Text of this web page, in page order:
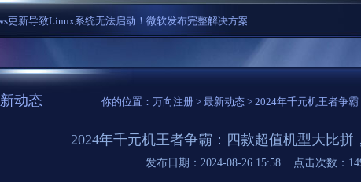
无法启动！微软发布完整解决方案... 绝缘监测及故障定位在IT配电系统行业解
动态 你的位置： 万向注册 > 最新动态 > 2024年千元机王者争
2024年千元机王者争霸：四款超值机型大比拼
发布日期：2024-08-26 15:58 点击次数：